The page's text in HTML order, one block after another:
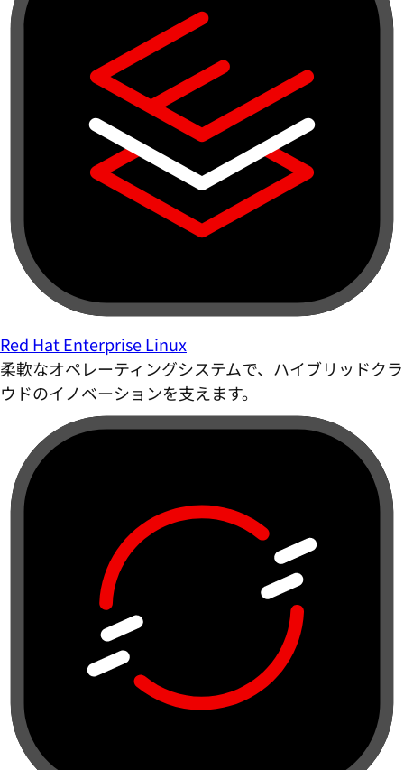
Red Hat Enterprise Linux
柔軟なオペレーティングシステムで、ハイブリッドクラ
ウドのイノベーションを支えます。